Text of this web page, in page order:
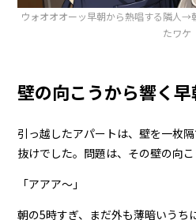
ウォオオオーッ早朝から熱唱する隣人→
たワケ
壁の向こうから響く
引っ越したアパートは、壁を一枚
抜けでした。問題は、その壁の向こ
「アアア〜」
朝の5時すぎ、まだ外も薄暗いうち